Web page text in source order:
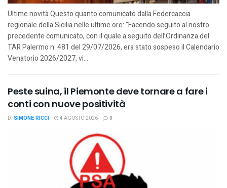
Ultime novità Questo quanto comunicato dalla Federcaccia
regionale della Sicilia nelle ultime ore: "Facendo seguito al nostro
precedente comunicato, con il quale a seguito dell’Ordinanza del
TAR Palermo n. 481 del 29/07/2026, era stato sospeso il Calendario
Venatorio 2026/2027, vi...
Peste suina, il Piemonte deve tornare a fare i
conti con nuove positività
DI SIMONE RICCI 4 AGOSTO 2026 0